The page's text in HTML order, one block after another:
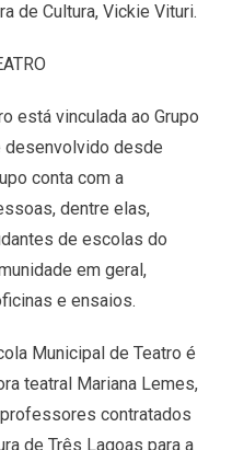
de Cultura, Vickie Vituri.
está vinculada ao Grupo
desenvolvido desde
conta com a
dentre elas,
de escolas do
em geral,
e ensaios.
Municipal de Teatro é
teatral Mariana Lemes,
contratados
de Três Lagoas para a